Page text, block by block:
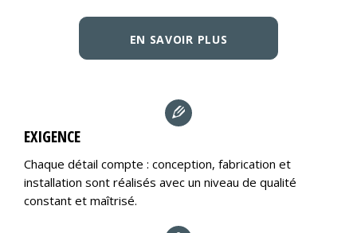
EN SAVOIR PLUS
EXIGENCE
Chaque détail compte : conception, fabrication et
installation sont réalisés avec un niveau de qualité
constant et maîtrisé.